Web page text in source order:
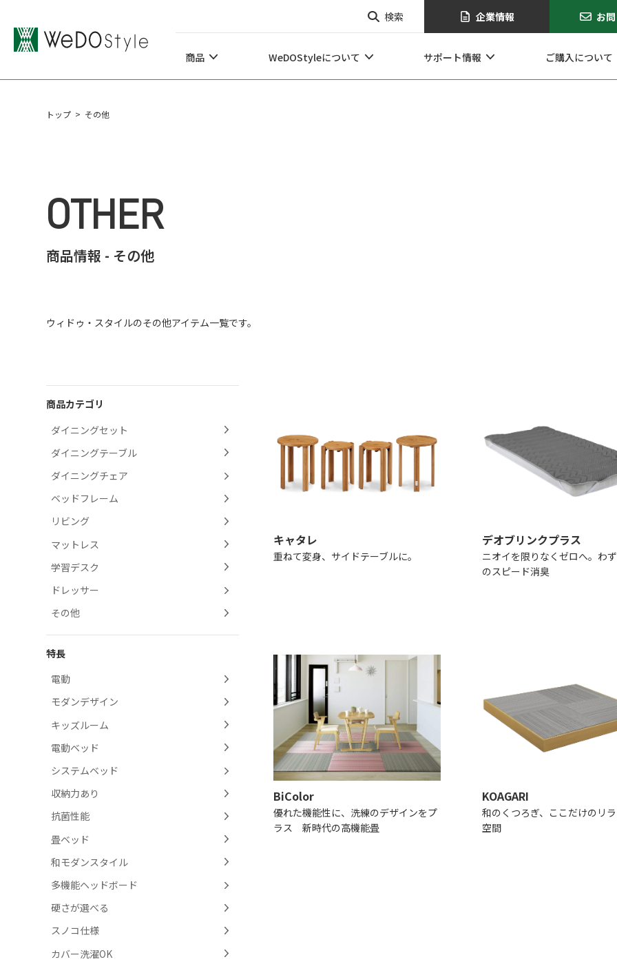
検索 企業情報 お
商品 WeDOStyleについて サポート情報 ご購入について
WeDOStyleについて
トップ > その他
OTHER
商品情報 - その他
ウィドゥ・スタイルのその他アイテム一覧です。
商品カテゴリ
ダイニングセット
ダイニングテーブル
ダイニングチェア
ベッドフレーム
リビング
マットレス
学習デスク
ドレッサー
その他
特長
電動
モダンデザイン
キッズルーム
電動ベッド
システムベッド
収納力あり
抗菌性能
畳ベッド
和モダンスタイル
多機能ヘッドボード
硬さが選べる
スノコ仕様
カバー洗濯OK
キャタレ
重ねて変身、サイドテーブルに。
デオブリンクプラス
ニオイを限りなくゼロへ。わ
のスピード消臭
BiColor
優れた機能性に、洗練のデザインをプ
ラス 新時代の高機能畳
KOAGARI
和のくつろぎ、ここだけのリ
空間